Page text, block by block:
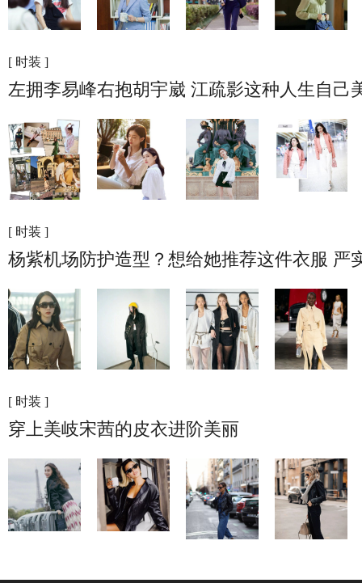
[ 时装 ]
左拥李易峰右抱胡宇崴 江疏影这种人生自己
[ 时装 ]
杨紫机场防护造型？想给她推荐这件衣服 严
[ 时装 ]
穿上美岐宋茜的皮衣进阶美丽